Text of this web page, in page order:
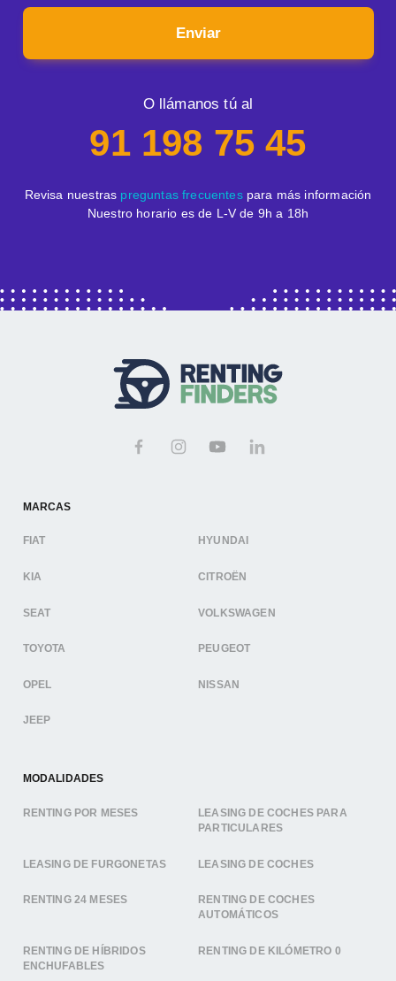
Enviar
O llámanos tú al
91 198 75 45
Revisa nuestras preguntas frecuentespara más información
Nuestro horario es de L-V de 9h a 18h
MARCAS
FIAT HYUNDAI
KIA CITROËN
SEAT VOLKSWAGEN
TOYOTA PEUGEOT
OPEL NISSAN
JEEP
MODALIDADES
RENTING POR MESES
LEASING DE COCHES PARA
PARTICULARES
LEASING DE FURGONETAS LEASING DE COCHES
RENTING 24 MESES
RENTING DE COCHES
AUTOMÁTICOS
RENTING DE HÍBRIDOS
ENCHUFABLES
RENTING DE KILÓMETRO 0